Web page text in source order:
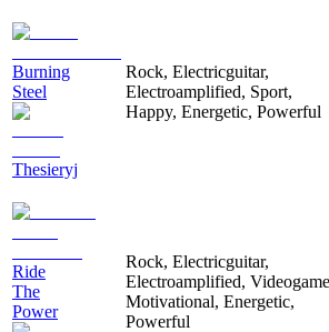
Burning
Steel
Thesieryj
Rock, Electricguitar,
Electroamplified, Sport,
Happy, Energetic, Powerful
Ride
The
Power
Rock, Electricguitar,
Electroamplified,
Motivational, Energetic,
Powerful